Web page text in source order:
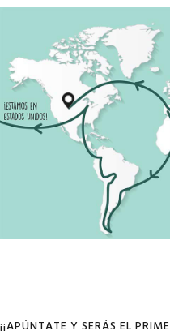
¡¡APÚNTATE Y SERÁS EL